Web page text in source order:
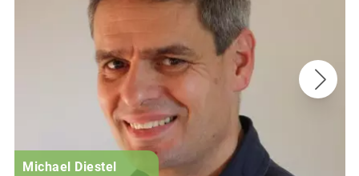
Michael Diestel